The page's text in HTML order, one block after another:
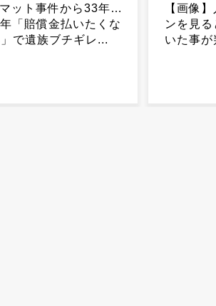
】人妻さん、イケメ
るとンホォ！！して
事が判明ｗｗｗｗｗｗ
【悲報
ら新たに
入